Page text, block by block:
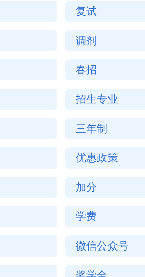
复试
调剂
春招
招生专业
三年制
优惠政策
加分
学费
微信公众号